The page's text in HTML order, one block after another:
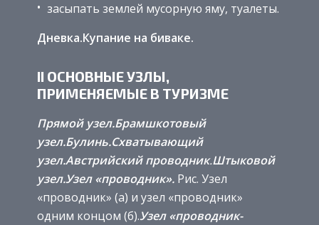
засыпать землей мусорную яму, туалеты.
Дневка.Купание на биваке.
II ОСНОВНЫЕ УЗЛЫ,
ПРИМЕНЯЕМЫЕ В ТУРИЗМЕ
Прямой узел.Брамшкотовый
узел.Булинь.Схватывающий
узел.Австрийский проводник.Штыковой
узел.Узел «проводник». Рис. Узел
«проводник» (а) и узел «проводник»
одним концом (б).Узел «проводник-